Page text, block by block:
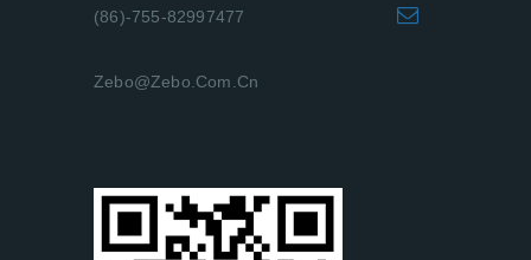
(86)-755-82997477
Zebo@zebo.com.cn